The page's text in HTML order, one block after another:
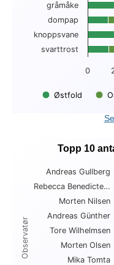
Østfold
0
gråmåke
dompap
knoppsvane
svarttrost
End of interactive chart.
Topp 10 antall
Bar chart with 10 bars.
View as data table, Topp
The chart has 1 X
The chart has 1 Y
Observatør
Topp 10
Andreas Gullberg
Rebecca Benedicte…
Morten Nilsen
Andreas Günther
Tore Wilhelmsen
Morten Olsen
Mika Tomta